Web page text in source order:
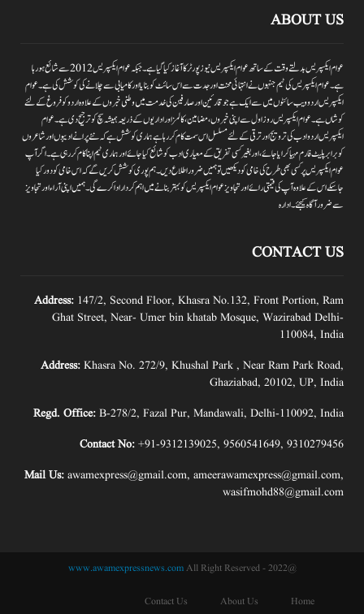
ABOUT US
عوام ایکسپریس بدلتے وقت کے ساتھ عوام ایکسپریس نیوز پورٹر کا آغاز کیا گیا ہے۔جبکہ عوام ایکسپریس 2012سے شائع ہورہا
ہے۔ عوام ایکسپریس کی ٹیم جنہوں نے انتہائی محنت اور جدت سے اس سائٹ کو بنایا اور کامیابی سے چلانے کی کوشش کی ہے۔عوام
ایکسپریس اردو ویب سائٹوں میں سے ایک ہے جو قارئین اور صارفین کی خدمت میں وطنی خبروں کے علاوہ اردو کو فروغ کے لئے
کوشاں ہے۔عوام ایکسپریس روز اول سے اپنی خبروں ،مضامین ،کالمز اور اداریوں کے ذریعہ ہمیشہ سچ کو ترجیح دی ہے۔عوام
ایکسپریس اردو ادب کی ترویج اور ترقی کے لئے مسلسل اس سمت کام کر رہا ہے ہماری کوشش ہے کہ نئے پرانے ادیبوں اور شاعروں
کو برابر پلیٹ فارم مہیا کرایا جائے،اور بغیر کسی تفریق کے معیاری ادب کو شائع کیا جائے اور ہماری ٹیم اپنا کام کر رہی ہے۔اگر آپ
عوام ایکسپریس پر کسی بھی طرح کی خامی کو دیکھیں تو ہمیں ضرور اطلاع دیں۔ہم پوری کوشش کریں گے کہ اس خامی کو دور کیا
جاسکے اس کے علاوہ آپ کی قیمتی رائے اور تجاویز عوام ایکسپریس کو بہتر بنانے میں اہم کردار اداکرے گی۔ہمیں اپنی آراءاور تجاویز
سے ضرور آگاہ کیجئے۔ ادارہ
CONTACT US
Address: 147/2, Second Floor, Khasra No.132, Front Portion, Ram
Ghat Street, Near- Umer bin khatab Mosque, Wazirabad Delhi-
110084, India
Address: Khasra No. 272/9, Khushal Park , Near Ram Park Road,
Ghaziabad, 20102, UP, India
Regd. Office: B-278/2, Fazal Pur, Mandawali, Delhi-110092, India
Contact No: +91-9312139025, 9560541649, 9310279456
Mail Us: awamexpress@gmail.com, ameerawamexpress@gmail.com,
wasifmohd88@gmail.com
@2022 -
www.awamexpressnews.comAll Right Reserved
Home
About Us
Contact Us